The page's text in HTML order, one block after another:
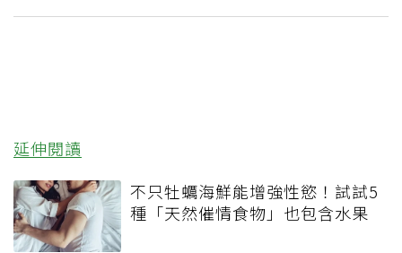
延伸閱讀
不只牡蠣海鮮能增強性慾！試試5
種「天然催情食物」也包含水果